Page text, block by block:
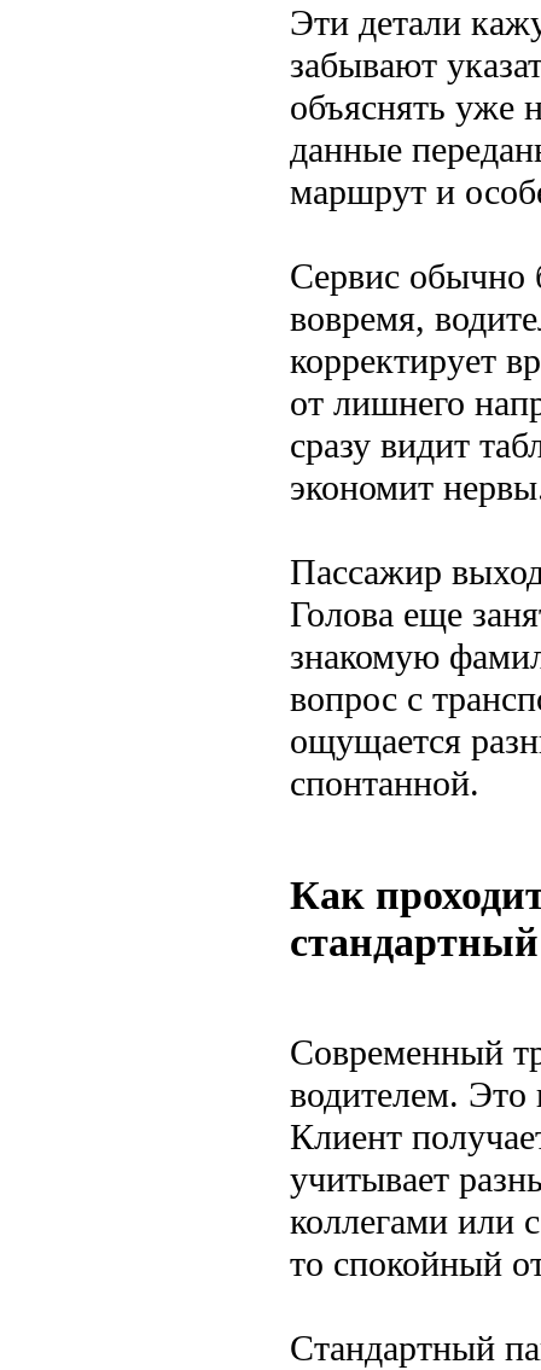
Эти детали
забывают
объяснять уже
данные
маршрут и
Сервис обычно
вовремя,
корректирует
от лишнего
сразу видит
экономит
Пассажир
Голова еще
знакомую
вопрос с
ощущается
спонтанной.
Как
Современный
водителем. Это
Клиент
учитывает
коллегами или
то спокойный
Стандартный